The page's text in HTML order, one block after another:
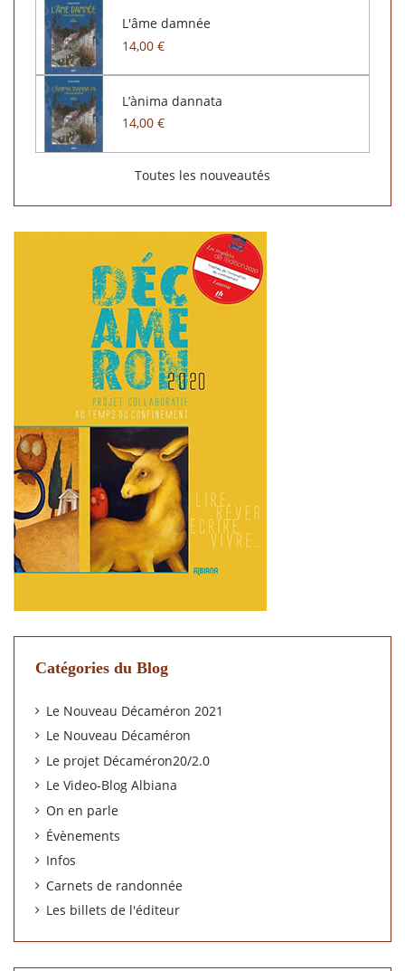
L'âme damnée
14,00 €
L’ànima dannata
14,00 €
Toutes les nouveautés
Catégories du Blog
Le Nouveau Décaméron 2021
Le Nouveau Décaméron
Le projet Décaméron20/2.0
Le Video-Blog Albiana
On en parle
Évènements
Infos
Carnets de randonnée
Les billets de l'éditeur